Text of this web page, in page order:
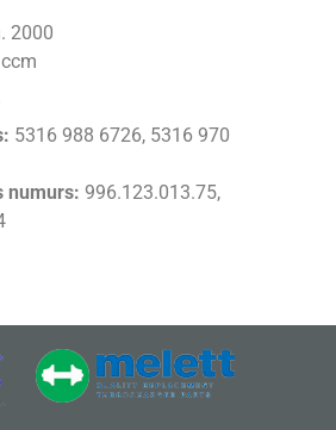
2000
5316 988 6726, 5316 970
numurs: 996.123.013.75,